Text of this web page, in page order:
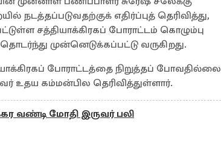
நடத்தப்படுவதற்குக் எதிர்ப்புத் தெரிவித்து,
சத்தியாக்கிரகப் போராட்டம் கொழும்பு
முன்னெடுக்கப்பட்டு வருகிறது.
போராட்டத்தை நிறுத்தப் போவதில்லை
உதய கம்மன்பில தெரிவித்துள்ளார்.
வண்டி மோதி இருவர் பலி